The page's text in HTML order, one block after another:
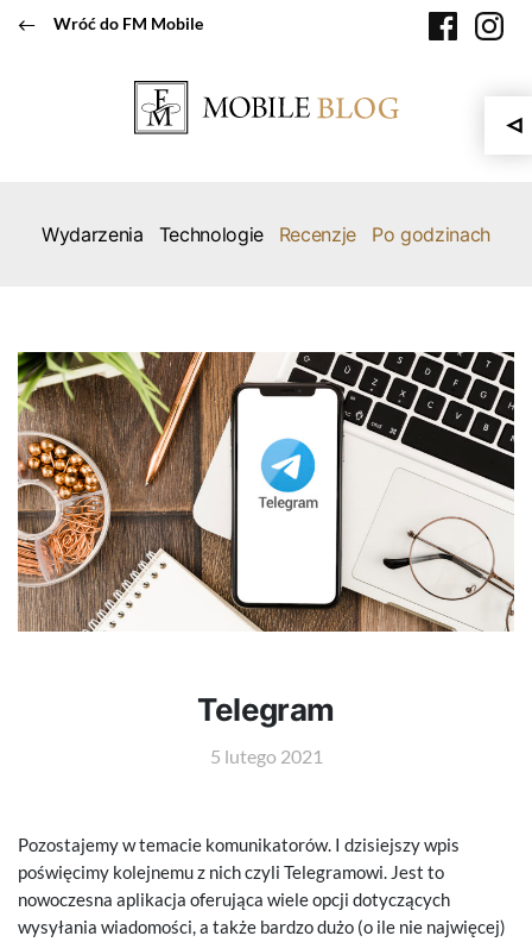
Wróć do FM Mobile facebook
Wydarzenia Technologie Recenzje Po godzinach
Telegram
5 lutego 2021
Pozostajemy w temacie komunikatorów. I dzisiejszy wpis
poświęcimy kolejnemu z nich czyli Telegramowi. Jest to
nowoczesna aplikacja oferująca wiele opcji dotyczących
wysyłania wiadomości, a także bardzo dużo (o ile nie najwięcej)